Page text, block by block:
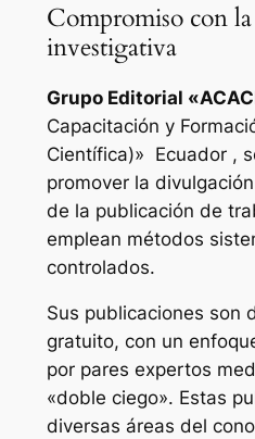
Compromiso con
investigativa
Grupo Editorial «
Capacitación y
Científica)» Ecuador ,
promover la
de la publicación de
emplean métodos
controlados.
Sus publicaciones son
gratuito, con un
por pares expertos
«doble ciego». Estas
diversas áreas del